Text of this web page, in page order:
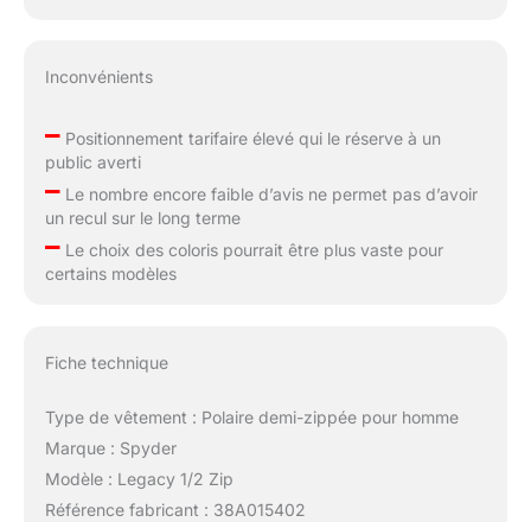
Inconvénients
–Positionnement tarifaire élevé qui le réserve à un
public averti
–Le nombre encore faible d’avis ne permet pas d’avoir
un recul sur le long terme
–Le choix des coloris pourrait être plus vaste pour
certains modèles
Fiche technique
Type de vêtement : Polaire demi-zippée pour homme
Marque : Spyder
Modèle : Legacy 1/2 Zip
Référence fabricant : 38A015402